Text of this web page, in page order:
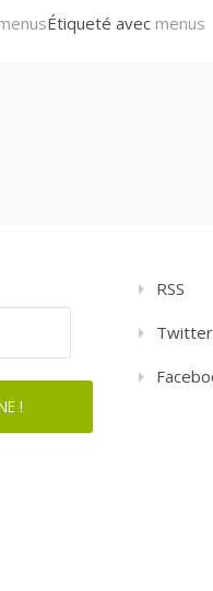
Étiqueté avec menus
RSS
Twitter